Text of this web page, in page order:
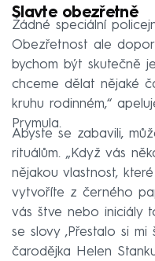
Slavte obezřetně
Žádné speciální
Obezřetnost ale
bychom být skutečně
chceme dělat nějaké
kruhu rodinném,“
Prymula.
Abyste se zabavili,
rituálům. „Když vás
nějakou vlastnost,
vytvoříte z černého
vás štve nebo iniciály
se slovy ‚Přestalo si
čarodějka Helen